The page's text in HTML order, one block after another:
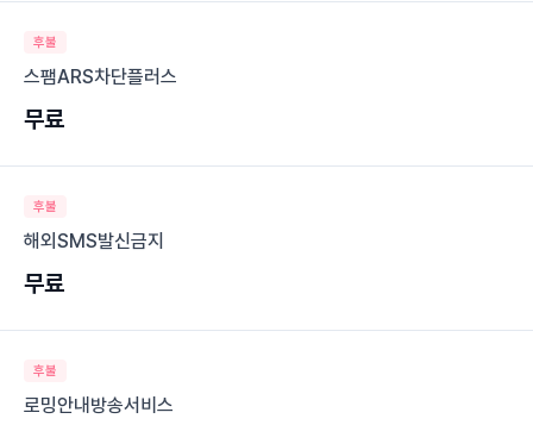
후불
스팸ARS차단플러스
무료
후불
해외SMS발신금지
무료
후불
로밍안내방송서비스